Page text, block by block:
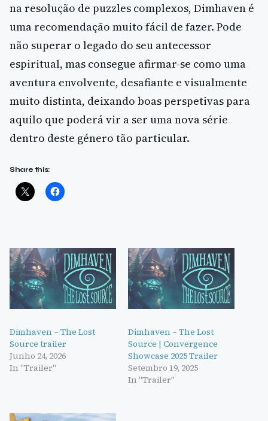
na resolução de puzzles complexos, Dimhaven é
uma recomendação muito fácil de fazer. Pode
não superar o legado do seu antecessor
espiritual, mas consegue afirmar-se como uma
aventura envolvente, desafiante e visualmente
muito distinta, deixando boas perspetivas para
aquilo que poderá vir a ser uma nova série
dentro deste género tão particular.
Share this:
Dimhaven – The Lost
Source trailer
Junho 24, 2026
In "Trailer"
Dimhaven – The Lost
Source | Convergence
Showcase 2025 Trailer
Setembro 19, 2025
In "Trailer"